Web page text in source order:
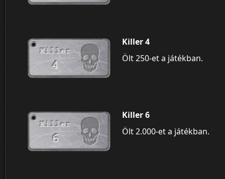
Killer 4
Ölt 250-et a játékban.
Killer 6
Ölt 2.000-et a játékban.